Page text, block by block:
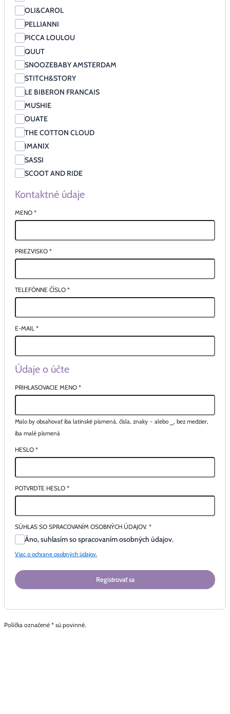
OLI&CAROL
PELLIANNI
PICCA LOULOU
QUUT
SNOOZEBABY AMSTERDAM
STITCH&STORY
LE BIBERON FRANCAIS
MUSHIE
OUATE
THE COTTON CLOUD
IMANIX
SASSI
SCOOT AND RIDE
Kontaktné údaje
MENO *
PRIEZVISKO *
TELEFÓNNE ČÍSLO *
E-MAIL *
Údaje o účte
PRIHLASOVACIE MENO *
Malo by obsahovať iba latinské písmená, čísla, znaky - alebo
, bez medzier,
iba malé písmená
HESLO *
POTVRDTE HESLO *
SÚHLAS SO SPRACOVANÍM OSOBNÝCH ÚDAJOV. *
Áno, suhlasím so spracovaním osobných údajov.
Viac o ochrane osobných údajov.
Registrovať sa
Políčka označené * sú povinné.